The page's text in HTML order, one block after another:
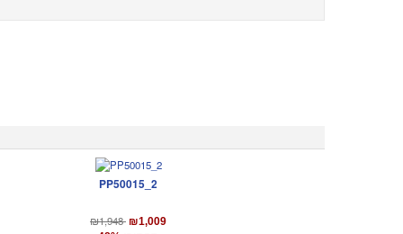
PP50015_2
₪1,948 ₪1,009